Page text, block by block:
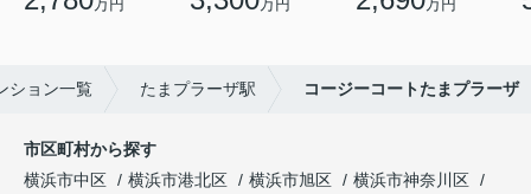
万円 万円 万円
ション一覧 たまプラーザ駅 コージーコートたまプラーザ
市区町村から探す
横浜市中区
横浜市港北区 横浜市旭区
横浜市神奈川区